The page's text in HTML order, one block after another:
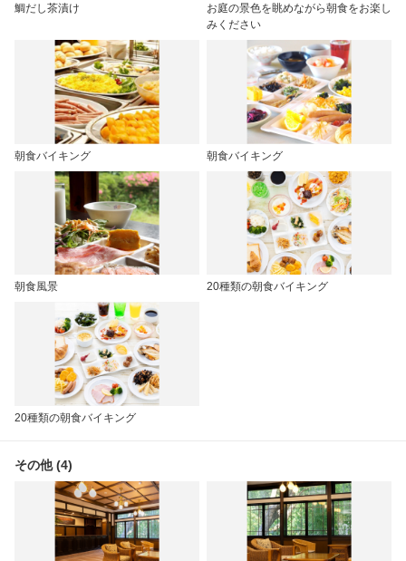
鯛だし茶漬け
お庭の景色を眺めながら朝食をお楽し
みください
朝食バイキング 朝食バイキング
朝食風景 20種類の朝食バイキング
20種類の朝食バイキング
その他 (4)